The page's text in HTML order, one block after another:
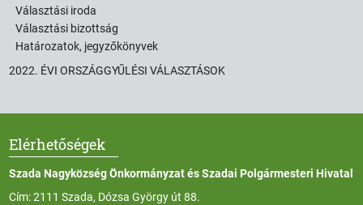
Választási iroda
Választási bizottság
Határozatok, jegyzőkönyvek
2022. ÉVI ORSZÁGGYŰLÉSI VÁLASZTÁSOK
Elérhetőségek
Szada Nagyközség Önkormányzat és Szadai Polgármesteri Hivatal
Cím: 2111 Szada, Dózsa György út 88.